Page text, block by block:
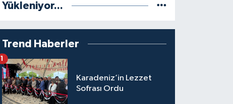
Yükleniyor...
Trend Haberler
Karadeniz’in Lezzet
Sofrası Ordu
1